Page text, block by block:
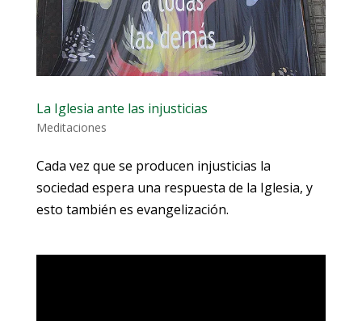
La Iglesia ante las injusticias
Meditaciones
Cada vez que se producen injusticias la
sociedad espera una respuesta de la Iglesia, y
esto también es evangelización.